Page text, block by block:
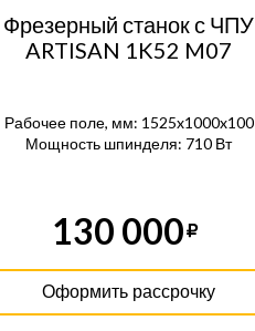
Фрезерный станок с ЧПУ
ARTISAN 1K52 M07
Рабочее поле, мм: 1525x1000x100
Мощность шпинделя: 710 Вт
130 000
Оформить рассрочку